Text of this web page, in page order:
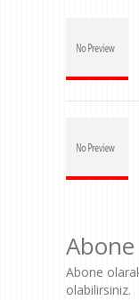
Abone
olabilirsiniz.